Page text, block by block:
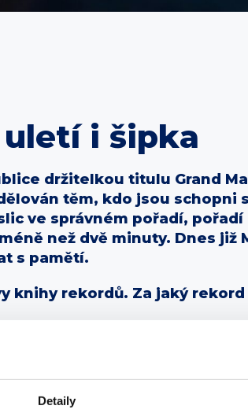
Detaily
i šipka
držitelkou titulu Grand
těm, kdo jsou schopni
ve správném pořadí,
než dvě minuty. Dnes již
s pamětí.
knihy rekordů. Za jaký
zapamatovat si co nejvíce
na destičky, postavili se do
pořadí zpaměti odříkat.